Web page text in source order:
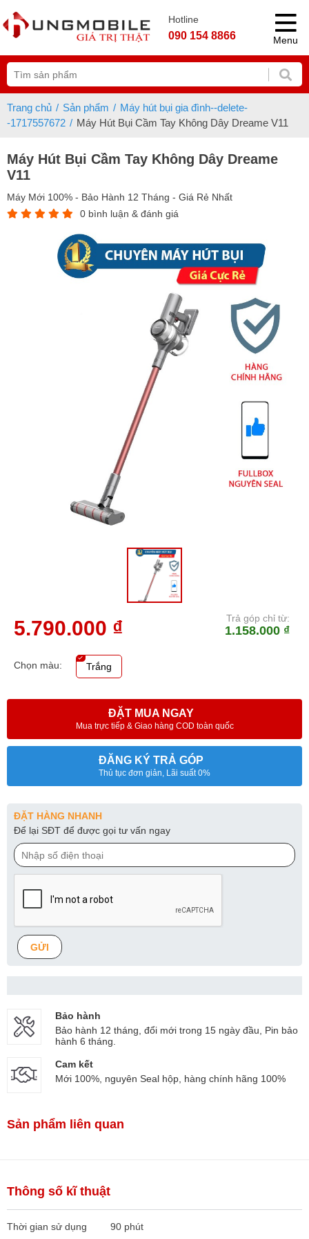
Hotline
090 154 8866 Menu
Trang chủ Sản phẩm
Máy hút bụi gia đình--delete-
-1717557672
Máy Hút Bụi Cầm Tay Không Dây Dreame V11
Máy Hút Bụi Cầm Tay Không Dây Dreame
V11
Máy Mới 100% - Bảo Hành 12 Tháng - Giá Rẻ Nhất
0 bình luận & đánh giá
5.790.000 ₫ Trả góp chỉ từ:
1.158.000 ₫
Chọn màu: Trắng
ĐẶT MUA NGAY
Mua trực tiếp & Giao hàng COD toàn quốc
ĐĂNG KÝ TRẢ GÓP
Thủ tục đơn giản, Lãi suất 0%
ĐẶT HÀNG NHANH
Để lại SĐT để được gọi tư vấn ngay
GỬI
Bảo hành
Bảo hành 12 tháng, đổi mới trong 15 ngày đầu, Pin bảo
hành 6 tháng.
Cam kết
Mới 100%, nguyên Seal hộp, hàng chính hãng 100%
Sản phẩm liên quan
Thông số kĩ thuật
Thời gian sử dụng 90 phút